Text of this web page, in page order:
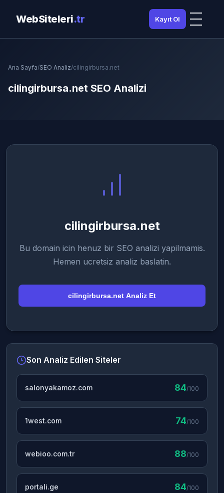
WebSiteleri.tr Kayıt Ol
Ana Sayfa/SEO Analiz/cilingirbursa.net
cilingirbursa.net SEO Analizi
cilingirbursa.net
Bu domain icin henuz bir SEO analizi yapilmamis.
Hemen ucretsiz analiz baslatin.
cilingirbursa.net Analiz Et
Son Analiz Edilen Siteler
salonyakamoz.com 84/100
1west.com 74/100
webioo.com.tr 88/100
portali.ge 84/100